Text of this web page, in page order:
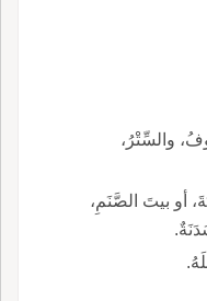
والسِّتْرُ،
أو بيتَ الصَّنَمِ،